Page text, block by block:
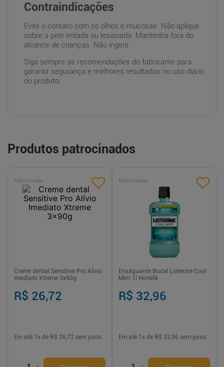
Contraindicações
Evite o contato com os olhos e mucosas. Não aplique
sobre a pele irritada ou lesionada. Mantenha fora do
alcance de crianças. Não ingerir.
Siga sempre as recomendações do fabricante para
garantir segurança e melhores resultados no uso diário
do produto.
Produtos patrocinados
Patrocinado
Creme dental Sensitive Pro Alívio
Imediato Xtreme 3x90g
R$ 26,72
Em até 1 x de R$ 26,72 sem juros
Patrocinado
Enxaguante Bucal Listerine Cool
Mint 1l Hortelã
R$ 32,96
Em até 1 x de R$ 32,96 sem juros